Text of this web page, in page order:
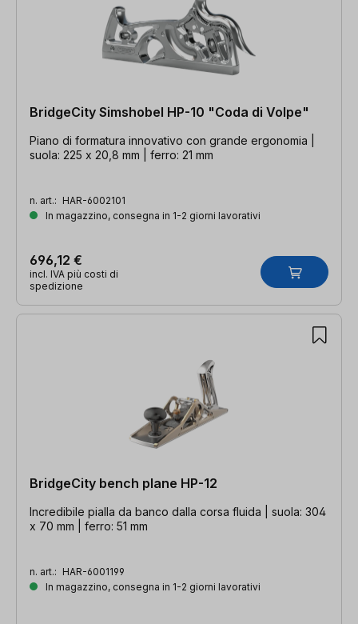
BridgeCity Simshobel HP-10 "Coda di Volpe"
Piano di formatura innovativo con grande ergonomia |
suola: 225 x 20,8 mm | ferro: 21 mm
n. art.: HAR-6002101
In magazzino, consegna in 1-2 giorni lavorativi
696,12 €
incl. IVA più costi di
spedizione
BridgeCity bench plane HP-12
Incredibile pialla da banco dalla corsa fluida | suola: 304
x 70 mm | ferro: 51 mm
n. art.: HAR-6001199
In magazzino, consegna in 1-2 giorni lavorativi